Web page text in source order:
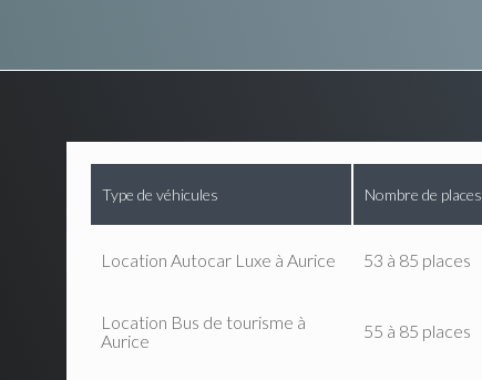
Type de véhicules Nombre de places
Location Autocar Luxe à Aurice 53 à 85 places
Location Bus de tourisme à
Aurice
55 à 85 places